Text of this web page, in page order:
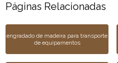
Páginas Relacionadas
engradado de madeira para transporte
de equipamentos